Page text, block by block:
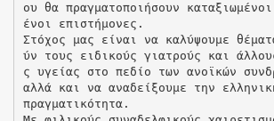
ου θα πραγματοποιήσουν
ένοι επιστήμονες.
Στόχος μας είναι να καλύψουμε
ύν τους ειδικούς γιατρούς και
ς υγείας στο πεδίο των ανοϊκών
αλλά και να αναδείξουμε την
πραγματικότητα.